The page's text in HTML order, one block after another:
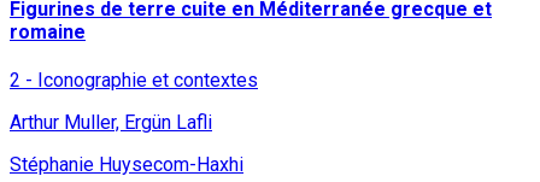
Figurines de terre cuite en Méditerranée grecque et
romaine
2 - Iconographie et contextes
Arthur Muller, Ergün Lafli
Stéphanie Huysecom-Haxhi